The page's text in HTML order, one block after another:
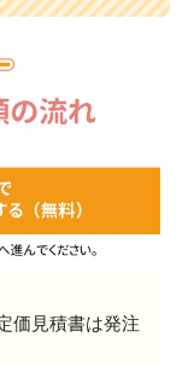
価見積書は発注